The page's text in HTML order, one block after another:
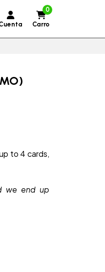
0
Carro
to 4 cards,
we end up